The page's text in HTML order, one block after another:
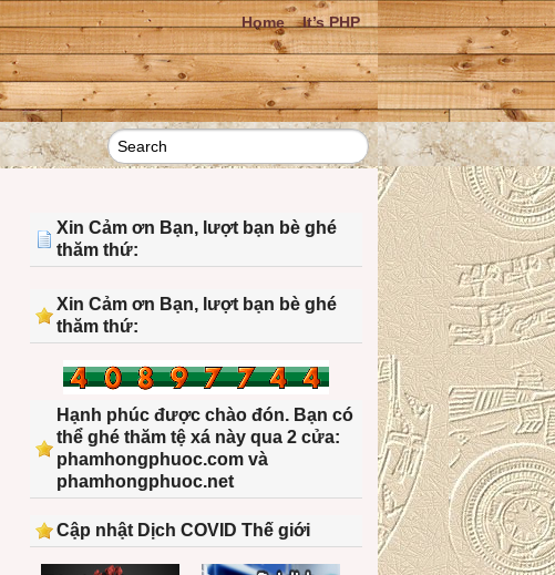
Home It’s PHP
Xin Cảm ơn Bạn, lượt bạn bè ghé
thăm thứ:
Xin Cảm ơn Bạn, lượt bạn bè ghé
thăm thứ:
Hạnh phúc được chào đón. Bạn có
thể ghé thăm tệ xá này qua 2 cửa:
phamhongphuoc.com và
phamhongphuoc.net
Cập nhật Dịch COVID Thế giới